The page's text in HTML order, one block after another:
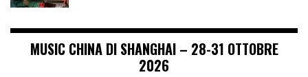
MUSIC CHINA DI SHANGHAI – 28-31 OTTOBRE
2026